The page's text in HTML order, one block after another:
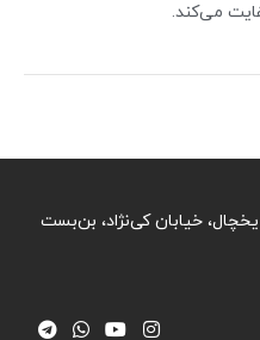
می‌کند.
خیابان کی‌نژاد، بن‌بست